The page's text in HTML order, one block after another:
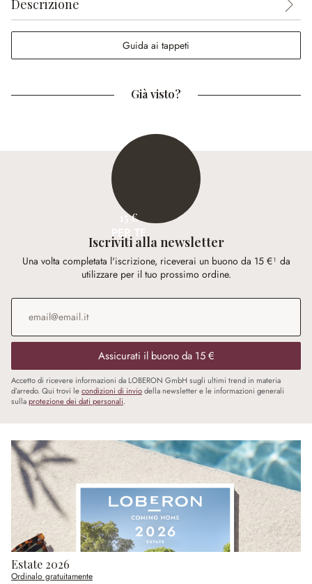
Descrizione
Guida ai tappeti
Già visto?
15 €
PER TE
Iscriviti alla newsletter
Una volta completata l'iscrizione, riceverai un buono da 15 €¹ da
utilizzare per il tuo prossimo ordine.
Indirizzo e-mail
Assicurati il buono da 15 €
Accetto di ricevere informazioni da LOBERON GmbH sugli ultimi trend in materia
d’arredo. Qui trovi lecondizioni di inviodella newsletter e le informazioni generali
sullaprotezione dei dati personali.
Estate 2026
Ordinalo gratuitamente